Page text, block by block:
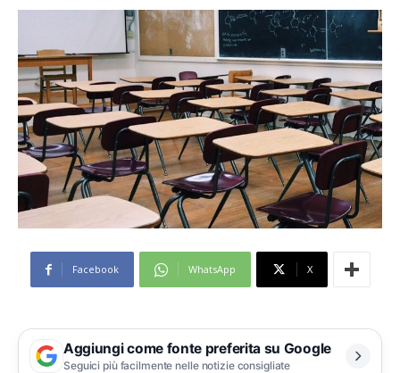
Facebook WhatsApp X
Aggiungi come fonte preferita su Google
Seguici più facilmente nelle notizie consigliate